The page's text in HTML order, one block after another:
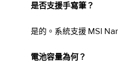
是否支援手寫筆？
是的。系統支援 MSI
電池容量為何？